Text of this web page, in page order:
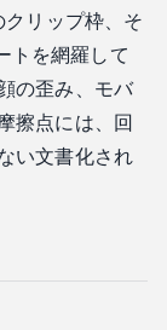
クリップ枠、そ
トを網羅して
の歪み、モバ
擦点には、回
い文書化され